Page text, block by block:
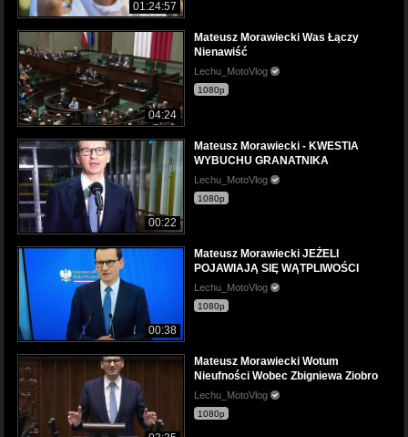
01:24:57
04:24
Mateusz Morawiecki Was Łączy
Nienawiść
Lechu_MotoVlog
1080p
00:22
Mateusz Morawiecki - KWESTIA
WYBUCHU GRANATNIKA
Lechu_MotoVlog
1080p
00:38
Mateusz Morawiecki JEŻELI
POJAWIAJĄ SIĘ WĄTPLIWOŚCI
Lechu_MotoVlog
1080p
Mateusz Morawiecki Wotum
Nieufności Wobec Zbigniewa Ziobro
Lechu_MotoVlog
1080p